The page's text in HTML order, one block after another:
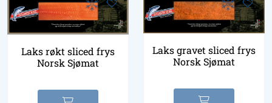
Laks røkt sliced frys
Norsk Sjømat
Laks gravet sliced frys
Norsk Sjømat